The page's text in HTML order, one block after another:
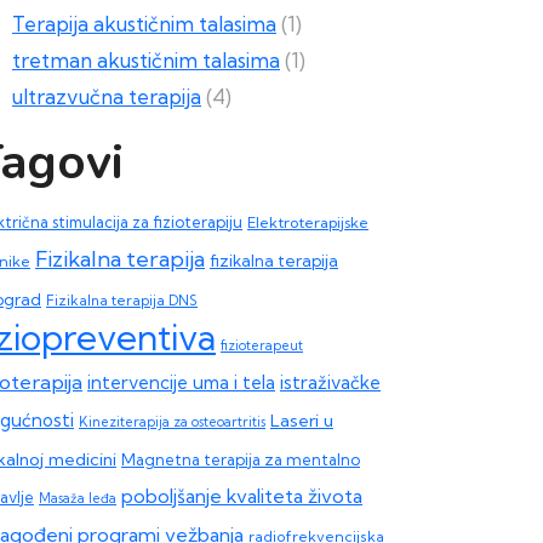
Terapija akustičnim talasima (1)
tretman akustičnim talasima (1)
ultrazvučna terapija (4)
stimulacija za fizioterapiju Elektroterapijske
Fizikalna terapija fizikalna terapija
Fizikalna terapija DNS
fizioterapeut
intervencije uma i tela istraživačke
Kineziterapija za osteoartritis Laseri u
medicini Magnetna terapija za mentalno
Masaža leđa poboljšanje kvaliteta života
programi vežbanja radiofrekvencijska